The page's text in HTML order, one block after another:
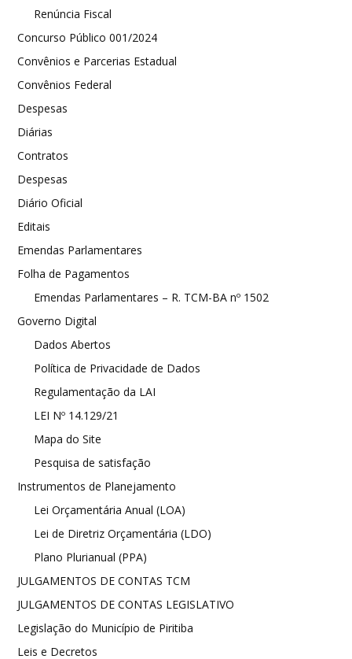
Renúncia Fiscal
Concurso Público 001/2024
Convênios e Parcerias Estadual
Convênios Federal
Despesas
Diárias
Contratos
Despesas
Diário Oficial
Editais
Emendas Parlamentares
Folha de Pagamentos
Emendas Parlamentares – R. TCM-BA nº 1502
Governo Digital
Dados Abertos
Política de Privacidade de Dados
Regulamentação da LAI
LEI Nº 14.129/21
Mapa do Site
Pesquisa de satisfação
Instrumentos de Planejamento
Lei Orçamentária Anual (LOA)
Lei de Diretriz Orçamentária (LDO)
Plano Plurianual (PPA)
JULGAMENTOS DE CONTAS TCM
JULGAMENTOS DE CONTAS LEGISLATIVO
Legislação do Município de Piritiba
Leis e Decretos